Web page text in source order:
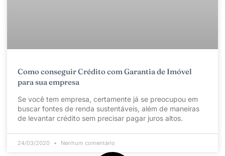
Como conseguir Crédito com Garantia de Imóvel
para sua empresa
Se você tem empresa, certamente já se preocupou em
buscar fontes de renda sustentáveis, além de maneiras
de levantar crédito sem precisar pagar juros altos.
24/03/2020 Nenhum comentário